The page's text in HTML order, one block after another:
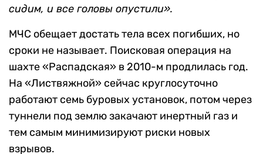
сидим, и все головы опустили».
МЧС обещает достать тела всех погибших, но
сроки не называет. Поисковая операция на
шахте «Распадская» в 2010-м продлилась год.
На «Листвяжной» сейчас круглосуточно
работают семь буровых установок, потом через
туннели под землю закачают инертный газ и
тем самым минимизируют риски новых
взрывов.